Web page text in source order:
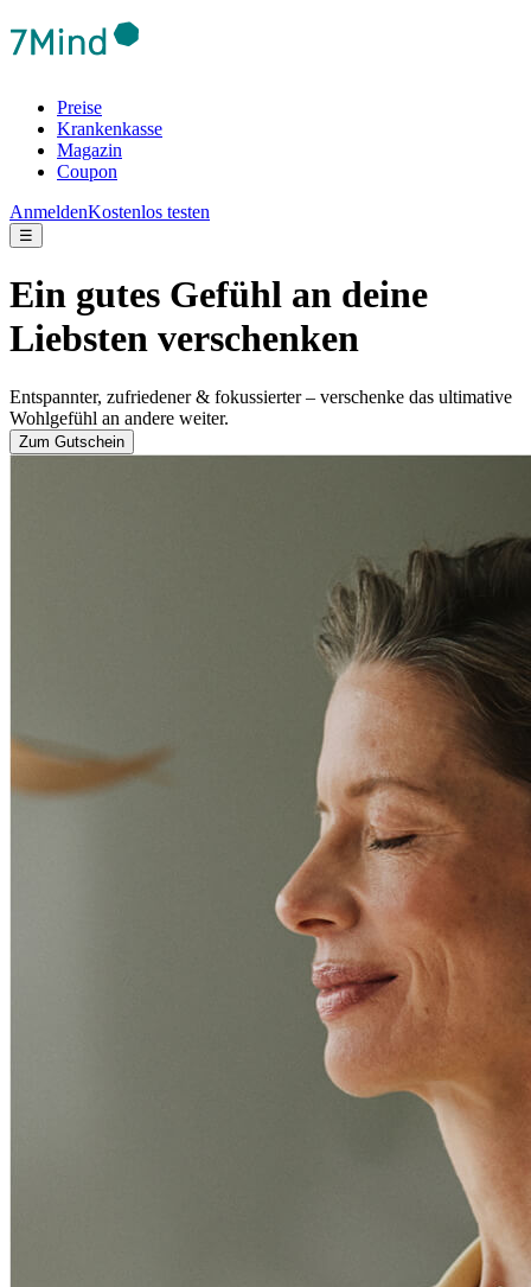
Preise
Krankenkasse
Magazin
Coupon
AnmeldenKostenlos testen
☰
Ein gutes Gefühl an deine
Liebsten verschenken
Entspannter, zufriedener & fokussierter – verschenke das ultimative
Wohlgefühl an andere weiter.
Zum Gutschein